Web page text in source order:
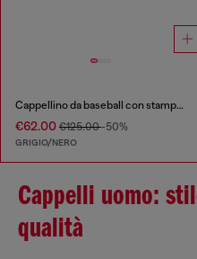
Cappellino da baseball con stampa camouflage all-over
€62.00 €125.00-50%
GRIGIO/NERO
Cappelli uomo:
qualità